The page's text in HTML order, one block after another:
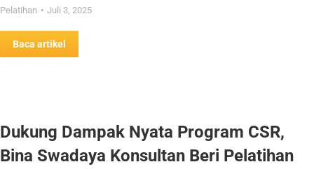
Pelatihan Juli 3, 2025
Baca artikel
Dukung Dampak Nyata Program CSR,
Bina Swadaya Konsultan Beri Pelatihan